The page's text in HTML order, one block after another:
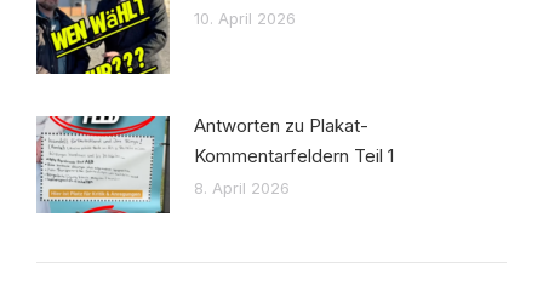
10. April 2026
Antworten zu Plakat-
Kommentarfeldern Teil 1
8. April 2026